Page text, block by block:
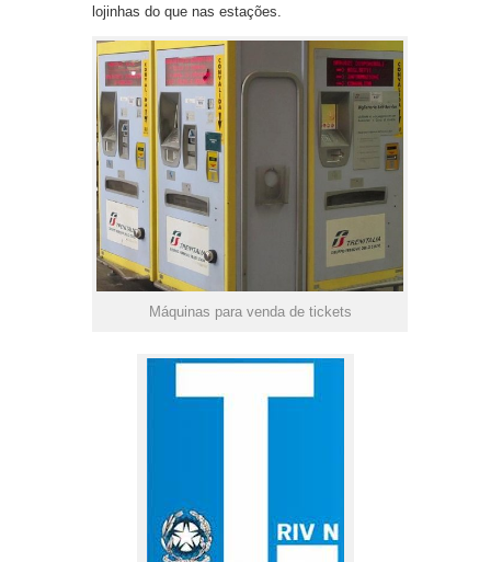
lojinhas do que nas estações.
Máquinas para venda de tickets